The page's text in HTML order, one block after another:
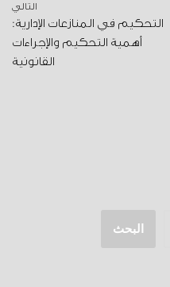
التالي
التحكيم في المنازعات الإدارية:
أهمية التحكيم والإجراءات
القانونية
البحث